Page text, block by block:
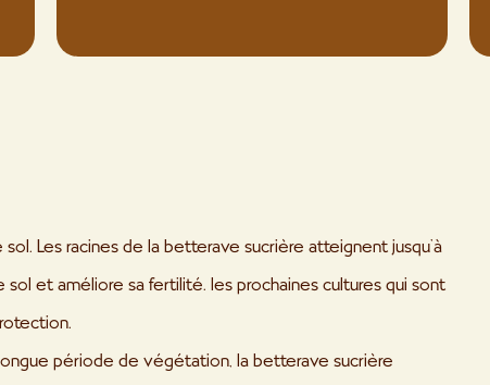
Les racines de la betterave sucrière atteignent jusqu’à
et améliore sa fertilité. les prochaines cultures qui sont
période de végétation, la betterave sucrière